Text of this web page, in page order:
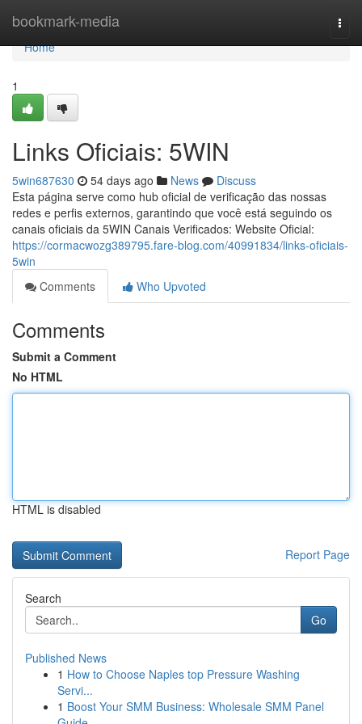
bookmark-media
Home
Home
1
Links Oficiais: 5WIN
5win687630 54 days ago News
Discuss
Esta página serve como hub oficial de verificação das nossas
redes e perfis externos, garantindo que você está seguindo os
canais oficiais da 5WIN Canais Verificados: Website Oficial:
https://cormacwozg389795.fare-blog.com/40991834/links-oficiais-
5win
Comments
Who Upvoted
Comments
Submit a Comment
No HTML
HTML is disabled
Report Page
Search
Go
Published News
1 How to Choose Naples top Pressure Washing
Servi...
1 Boost Your SMM Business: Wholesale SMM Panel